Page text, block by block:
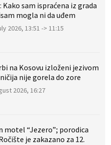
Kako sam ispraćena iz grada
mogla ni da uđem
2026, 13:51 -> 11:15
na Kosovu izloženi jezivom
nije gorela do zore
2026, 16:27
motel “Jezero”; porodica
je zakazano za 12.